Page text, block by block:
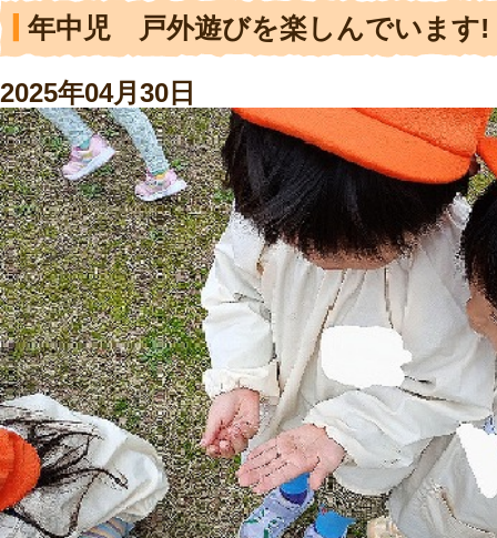
年中児 戸外遊びを楽しんでいま
2025年04月30日